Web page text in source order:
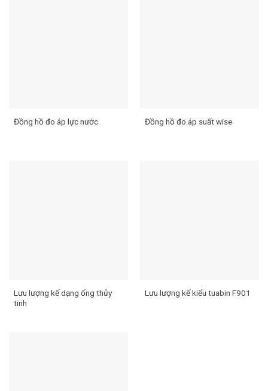
Đồng hồ đo áp lực nước Đồng hồ đo áp suất wise
Lưu lượng kế dạng ống thủy
tinh
Lưu lượng kế kiểu tuabin F901